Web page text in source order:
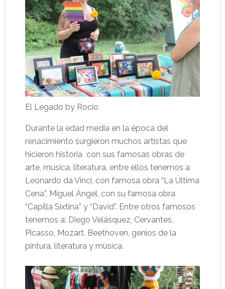
El Legado by Rocio
Durante la edad media en la época del
renacimiento surgieron muchos artistas que
hicieron historia con sus famosas obras de
arte, música, literatura, entre ellos tenemos a
Leonardo da Vinci, con famosa obra “La Última
Cena”, Miguel Ángel, con su famosa obra
“Capilla Sixtina” y “David”. Entre otros famosos
tenemos a: Diego Velásquez, Cervantes,
Picasso, Mozart, Beethoven, genios de la
pintura, literatura y música.